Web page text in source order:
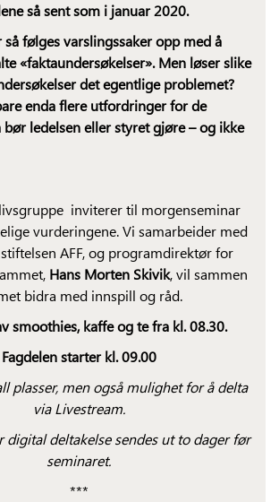
så sent som i januar 2020.
følges varslingssaker opp med å
«faktaundersøkelser». Men løser slike
det egentlige problemet?
enda flere utfordringer for de
bør ledelsen eller styret gjøre – og ikke
inviterer til morgenseminar
vurderingene. Vi samarbeider med
AFF, og programdirektør for
Hans Morten Skivik, vil sammen
bidra med innspill og råd.
smoothies, kaffe og te fra kl. 08.30.
Fagdelen starter kl. 09.00
plasser, men også mulighet for å delta
via Livestream.
digital deltakelse sendes ut to dager før
seminaret.
***